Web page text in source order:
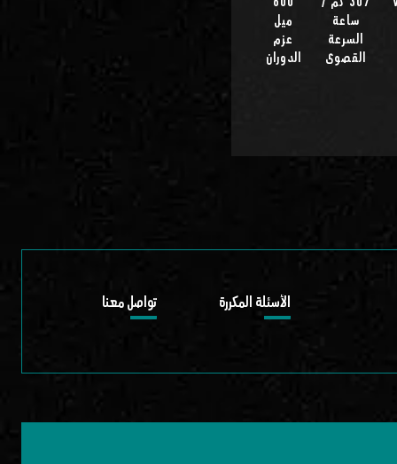
ساعة
السرعة
القصوى
ميل
عزم
الدوران
الأسئلة المكررة تواصل معنا